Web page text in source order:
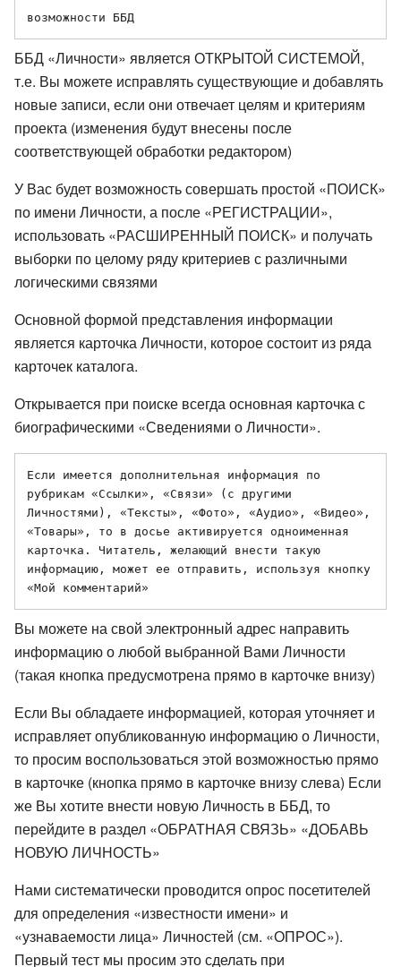
ББД «Личности» является ОТКРЫТОЙ СИСТЕМОЙ,
т.е. Вы можете исправлять существующие и добавлять
новые записи, если они отвечает целям и критериям
проекта (изменения будут внесены после
соответствующей обработки редактором)
У Вас будет возможность совершать простой «ПОИСК»
по имени Личности, а после «РЕГИСТРАЦИИ»,
использовать «РАСШИРЕННЫЙ ПОИСК» и получать
выборки по целому ряду критериев с различными
логическими связями
Основной формой представления информации
является карточка Личности, которое состоит из ряда
карточек каталога.
Открывается при поиске всегда основная карточка с
биографическими «Сведениями о Личности».
Если имеется дополнительная информация по
рубрикам «Ссылки», «Связи» (с другими
Личностями), «Тексты», «Фото», «Аудио», «Видео»,
«Товары», то в досье активируется одноименная
карточка. Читатель, желающий внести такую
информацию, может ее отправить, используя кнопку
Вы можете на свой электронный адрес направить
информацию о любой выбранной Вами Личности
(такая кнопка предусмотрена прямо в карточке внизу)
Если Вы обладаете информацией, которая уточняет и
исправляет опубликованную информацию о Личности,
то просим воспользоваться этой возможностью прямо
в карточке (кнопка прямо в карточке внизу слева) Если
же Вы хотите внести новую Личность в ББД, то
перейдите в раздел «ОБРАТНАЯ СВЯЗЬ» «ДОБАВЬ
НОВУЮ ЛИЧНОСТЬ»
Нами систематически проводится опрос посетителей
для определения «известности имени» и
«узнаваемости лица» Личностей (см. «ОПРОС»).
Первый тест мы просим это сделать при